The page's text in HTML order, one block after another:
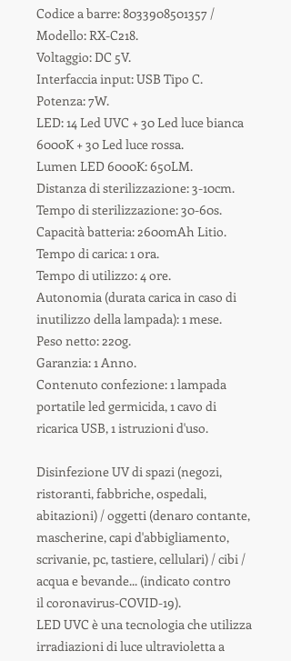
Codice a barre: 8033908501357 /
Modello: RX-C218.
Voltaggio: DC 5V.
Interfaccia input: USB Tipo C.
Potenza: 7W.
LED: 14 Led UVC + 30 Led luce bianca
6000K + 30 Led luce rossa.
Lumen LED 6000K: 650LM.
Distanza di sterilizzazione: 3-10cm.
Tempo di sterilizzazione: 30-60s.
Capacità batteria: 2600mAh Litio.
Tempo di carica: 1 ora.
Tempo di utilizzo: 4 ore.
Autonomia (durata carica in caso di
inutilizzo della lampada): 1 mese.
Peso netto: 220g.
Garanzia: 1 Anno.
Contenuto confezione: 1 lampada
portatile led germicida, 1 cavo di
ricarica USB, 1 istruzioni d'uso.
Disinfezione UV di spazi (negozi,
ristoranti, fabbriche, ospedali,
abitazioni) / oggetti (denaro contante,
mascherine, capi d'abbigliamento,
scrivanie, pc, tastiere, cellulari) / cibi /
acqua e bevande... (indicato contro
il coronavirus-COVID-19).
LED UVC è una tecnologia che utilizza
irradiazioni di luce ultravioletta a